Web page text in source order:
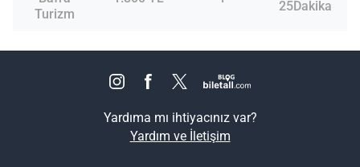
Turizm
25Dakika
Yardıma mı ihtiyacınız var?
Yardım ve İletişim